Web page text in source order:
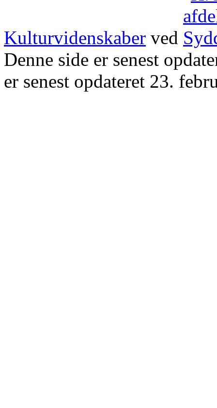
Kulturvidenskaber ved
Denne side er senest
er senest opdateret 23.